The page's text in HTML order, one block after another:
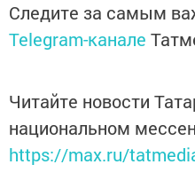
Следите за самым
Telegram-канале
Читайте новости
национальном
https://max.ru/